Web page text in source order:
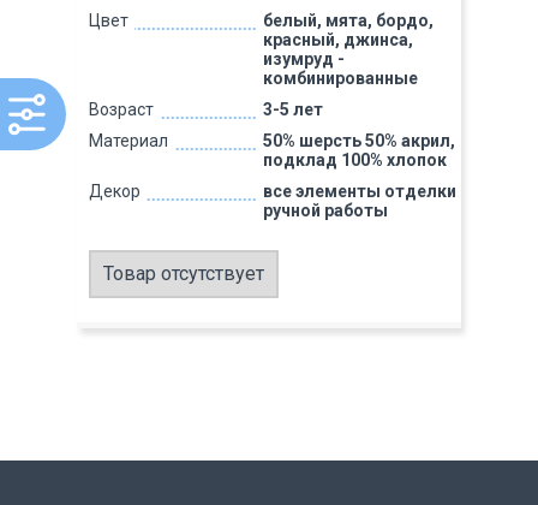
Цвет
белый, мята, бордо,
красный, джинса,
изумруд -
комбинированные
Возраст
3-5 лет
Материал
50% шерсть 50% акрил,
подклад 100% хлопок
Декор
все элементы отделки
ручной работы
Товар отсутствует